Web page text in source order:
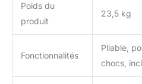
Poids du
produit
23,5 kg
Fonctionnalités
Pliable,
chocs,